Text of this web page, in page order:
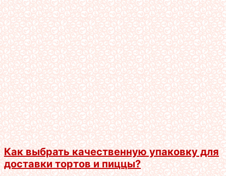
Как выбрать качественную упаковку для
доставки тортов и пиццы?